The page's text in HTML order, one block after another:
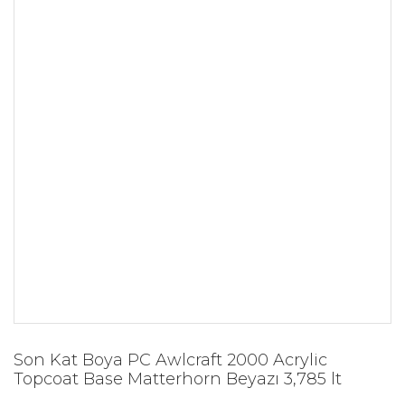
Son Kat Boya PC Awlcraft 2000 Acrylic
Topcoat Base Matterhorn Beyazı 3,785 lt